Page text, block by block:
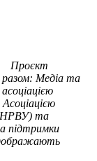
Проєкт
разом: Медіа та
та
підтримки